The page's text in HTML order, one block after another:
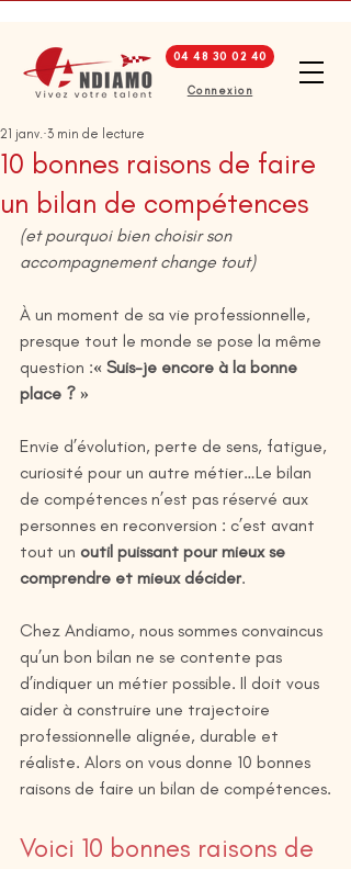
04 48 30 02 40
Connexion
10 bonnes raisons de faire
un bilan de compétences
21 janv. 3 min de lecture
(et pourquoi bien choisir son
accompagnement change tout)
À un moment de sa vie professionnelle,
presque tout le monde se pose la même
question :« Suis-je encore à la bonne
place ? »
Envie d’évolution, perte de sens, fatigue,
curiosité pour un autre métier…Le bilan
de compétences n’est pas réservé aux
personnes en reconversion : c’est avant
tout un outil puissant pour mieux se
comprendre et mieux décider.
Chez Andiamo, nous sommes convaincus
qu’un bon bilan ne se contente pas
d’indiquer un métier possible. Il doit vous
aider à construire une trajectoire
professionnelle alignée, durable et
réaliste. Alors on vous donne 10 bonnes
raisons de faire un bilan de compétences.
Voici 10 bonnes raisons de